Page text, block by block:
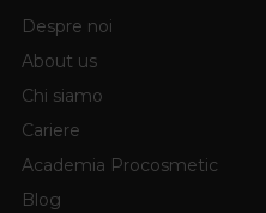
Despre noi
About us
Chi siamo
Cariere
Academia Procosmetic
Blog